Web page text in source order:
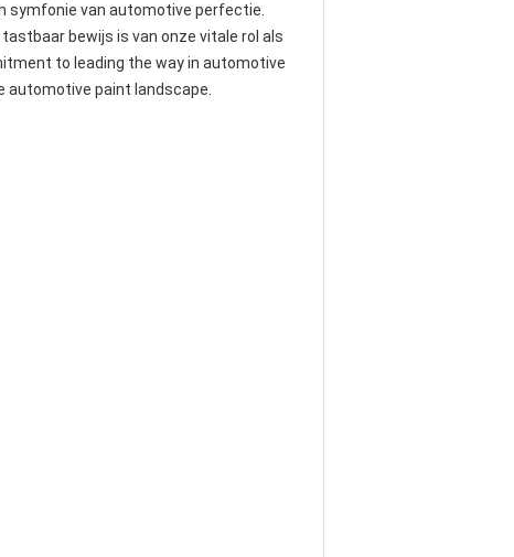
symfonie van automotive perfectie.
bewijs is van onze vitale rol als
to leading the way in automotive
paint landscape.